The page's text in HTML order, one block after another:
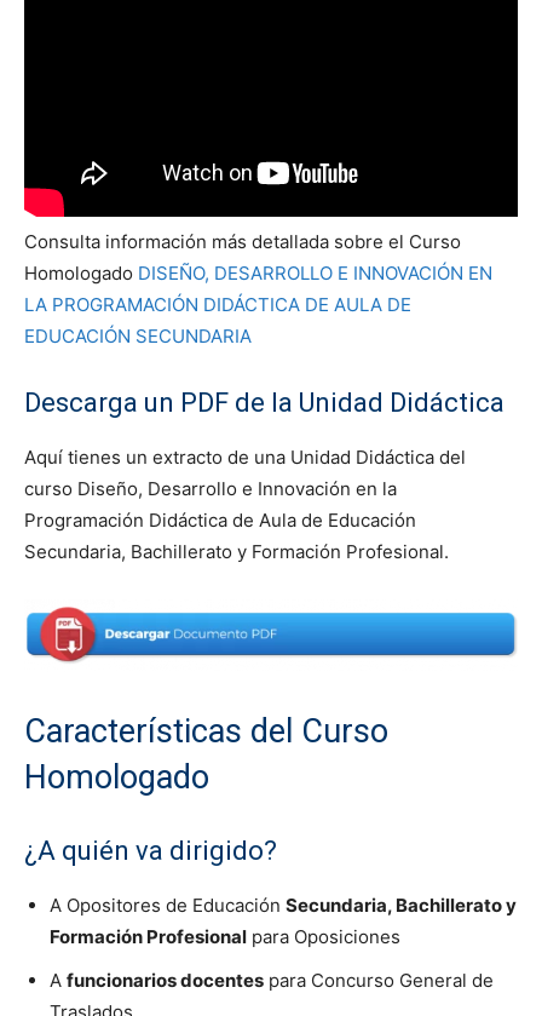
Consulta información más detallada sobre el Curso
Homologado DISEÑO, DESARROLLO E INNOVACIÓN EN
LA PROGRAMACIÓN DIDÁCTICA DE AULA DE
EDUCACIÓN SECUNDARIA
Descarga un PDF de la Unidad Didáctica
Aquí tienes un extracto de una Unidad Didáctica del
curso Diseño, Desarrollo e Innovación en la
Programación Didáctica de Aula de Educación
Secundaria, Bachillerato y Formación Profesional.
Características del Curso
Homologado
¿A quién va dirigido?
A Opositores de Educación Secundaria, Bachillerato y
Formación Profesional para Oposiciones
A funcionarios docentes para Concurso General de